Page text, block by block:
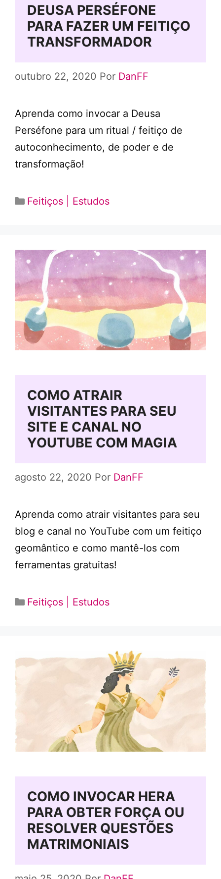
DEUSA PERSÉFONE
PARA FAZER UM FEITIÇO
TRANSFORMADOR
outubro 22, 2020 Por DanFF
Aprenda como invocar a Deusa
Perséfone para um ritual / feitiço de
autoconhecimento, de poder e de
transformação!
Categorias
Feitiços | Estudos
COMO ATRAIR
VISITANTES PARA SEU
SITE E CANAL NO
YOUTUBE COM MAGIA
agosto 22, 2020 Por DanFF
Aprenda como atrair visitantes para seu
blog e canal no YouTube com um feitiço
geomântico e como mantê-los com
ferramentas gratuitas!
Categorias
Feitiços | Estudos
COMO INVOCAR HERA
PARA OBTER FORÇA OU
RESOLVER QUESTÕES
MATRIMONIAIS